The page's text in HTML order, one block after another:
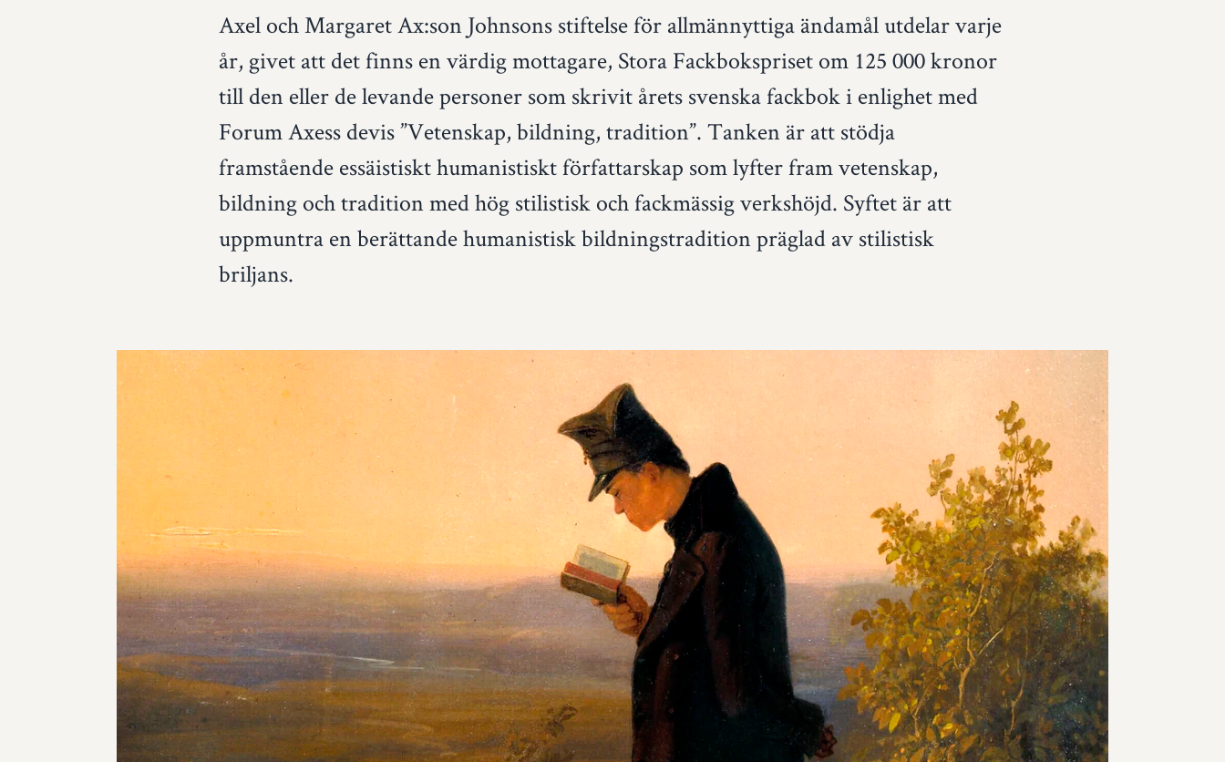
Axel och Margaret Ax:son Johnsons stiftelse för allmännyttiga ändamål utdelar varje
år, givet att det finns en värdig mottagare, Stora Fackbokspriset om 125 000 kronor
till den eller de levande personer som skrivit årets svenska fackbok i enlighet med
Forum Axess devis ”Vetenskap, bildning, tradition”. Tanken är att stödja
framstående essäistiskt humanistiskt författarskap som lyfter fram vetenskap,
bildning och tradition med hög stilistisk och fackmässig verkshöjd. Syftet är att
uppmuntra en berättande humanistisk bildningstradition präglad av stilistisk
briljans.